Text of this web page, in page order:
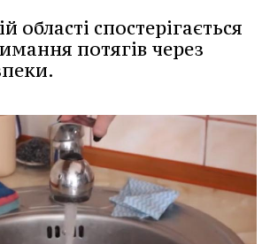
області спостерігається
потягів через